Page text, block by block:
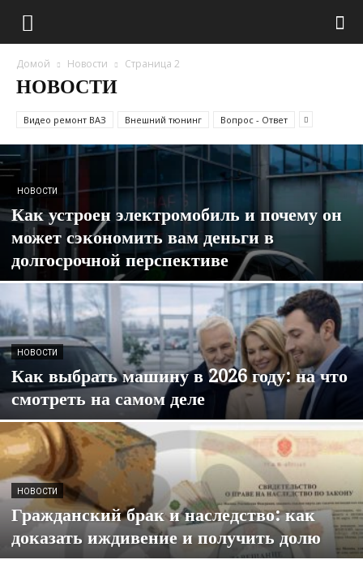
Домой Новости Страница 2
НОВОСТИ
Видео ремонт ВАЗ Внешний тюнинг Вопрос - Ответ
НОВОСТИ
Как устроен электромобиль и почему он
может сэкономить вам деньги в
долгосрочной перспективе
НОВОСТИ
Как выбрать машину в 2026 году: на что
смотреть на самом деле
НОВОСТИ
Гражданский брак и наследство: как
доказать иждивение и получить долю